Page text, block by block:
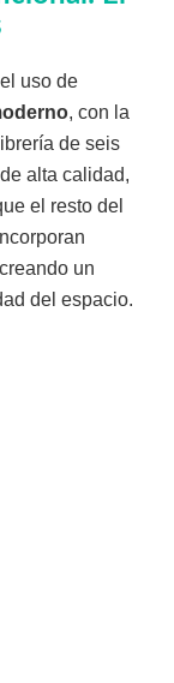
uso de
, con la
de seis
alta calidad,
el resto del
un
del espacio.